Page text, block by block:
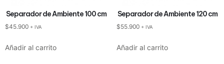
Separador de Ambiente 100 cm
$45.900 + IVA
Añadir al carrito
Separador de Ambiente 120 cm
$55.900 + IVA
Añadir al carrito